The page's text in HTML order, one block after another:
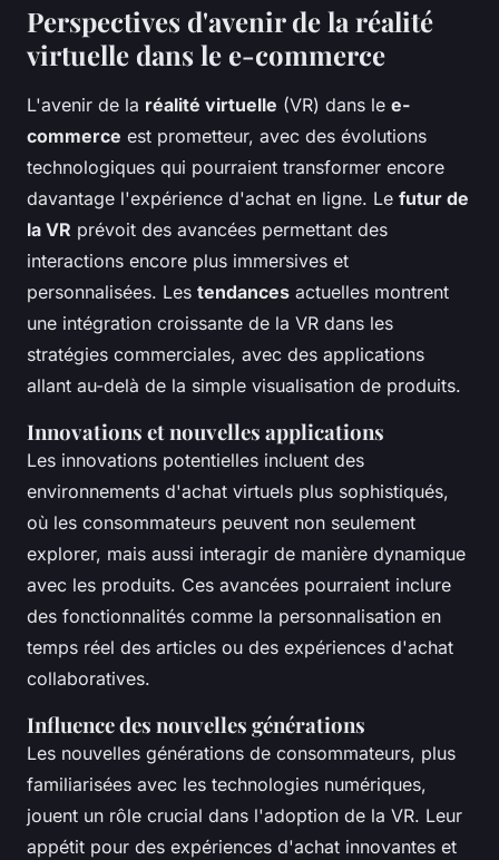
Perspectives d'avenir de la réalité
virtuelle dans le e-commerce
L'avenir de la réalité virtuelle (VR) dans le e-
commerce est prometteur, avec des évolutions
technologiques qui pourraient transformer encore
davantage l'expérience d'achat en ligne. Le futur de
la VR prévoit des avancées permettant des
interactions encore plus immersives et
personnalisées. Les tendances actuelles montrent
une intégration croissante de la VR dans les
stratégies commerciales, avec des applications
allant au-delà de la simple visualisation de produits.
Innovations et nouvelles applications
Les innovations potentielles incluent des
environnements d'achat virtuels plus sophistiqués,
où les consommateurs peuvent non seulement
explorer, mais aussi interagir de manière dynamique
avec les produits. Ces avancées pourraient inclure
des fonctionnalités comme la personnalisation en
temps réel des articles ou des expériences d'achat
collaboratives.
Influence des nouvelles générations
Les nouvelles générations de consommateurs, plus
familiarisées avec les technologies numériques,
jouent un rôle crucial dans l'adoption de la VR. Leur
appétit pour des expériences d'achat innovantes et